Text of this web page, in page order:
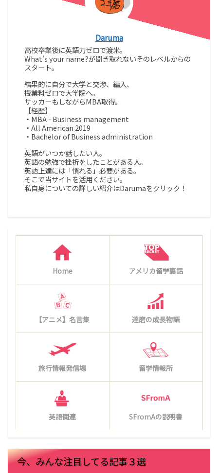
Daruma
高校卒業後に英語力ゼロで渡米。
What's your name?が聞き取れないそのレベルからの
スタート。
結果的に自分で大学と交渉、編入、
授業料ゼロで大学院へ。
サッカーもしながらMBA取得。
【経歴】
・MBA - Business management
・All American 2019
・Bachelor of Business administration
英語がいつか話したい人。
英語の勉強で挫折をしたことがある人。
英語上達には「慣れる」必要がある。
そこで当サイトを活用ください。
私自身についての詳しい紹介はDarumaをクリック！
Home アメリカ留学裏話
【アニメ】名言集 達磨の成長物語
旅行情報発信場 留学情報所
英語関連 SFromAの説明書
今、みんな注目してる記事３選